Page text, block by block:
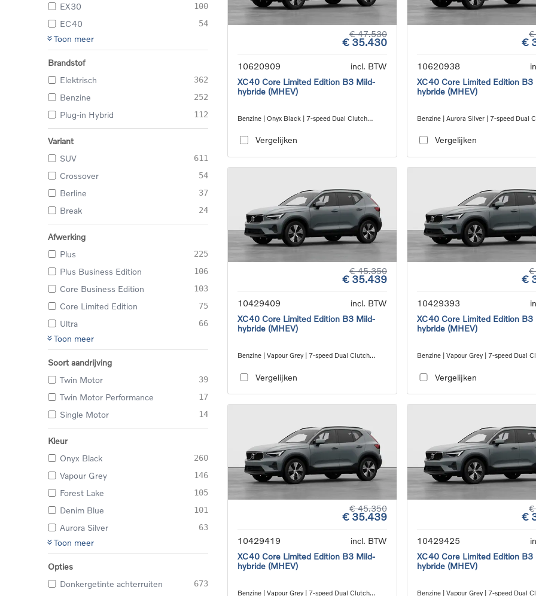
EX30 100
EC40 54
Toon meer
Brandstof
Elektrisch
362
Benzine 252
Plug-in Hybrid 112
Variant
SUV
611
Crossover 54
Berline 37
Break 24
Afwerking
Plus
225
Plus Business Edition 106
Core Business Edition 103
Core Limited Edition 75
Ultra 66
Toon meer
Soort aandrijving
Twin Motor
39
Twin Motor Performance 17
Single Motor 14
Kleur
Onyx Black
260
Vapour Grey 146
Forest Lake 105
Denim Blue 101
Aurora Silver 63
Toon meer
Opties
Donkergetinte achterruiten
673
€ 47.530
€ 35.430
10620909
incl. BTW
XC40 Core Limited Edition B3 Mild-
hybride (MHEV)
Benzine | Onyx Black | 7-speed Dual Clutch
Vergelijken
€
€
10620938
XC40 Core Limited Edition B3
hybride (MHEV)
Benzine | Aurora Silver | 7-speed Dual
Vergelijken
€ 45.350
€ 35.439
10429409
incl. BTW
XC40 Core Limited Edition B3 Mild-
hybride (MHEV)
Benzine | Vapour Grey | 7-speed Dual Clutch
Vergelijken
€
€
10429393
XC40 Core Limited Edition B3
hybride (MHEV)
Benzine | Vapour Grey | 7-speed Dual
Vergelijken
€ 45.350
€ 35.439
10429419
incl. BTW
XC40 Core Limited Edition B3 Mild-
hybride (MHEV)
Benzine | Vapour Grey | 7-speed Dual Clutch
€
€
10429425
XC40 Core Limited Edition B3
hybride (MHEV)
Benzine | Vapour Grey | 7-speed Dual